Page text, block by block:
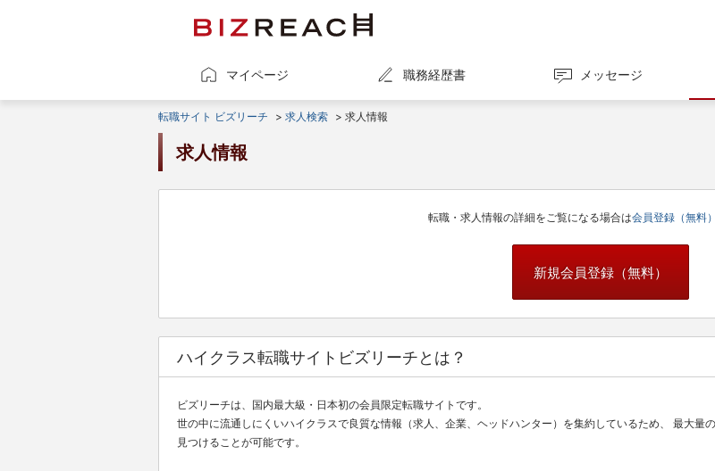
マイページ 職務経歴書 メッセージ
転職サイト ビズリーチ > 求人検索 > 求人情報
求人情報
転職・求人情報の詳細をご覧になる場合は会員登録（無料）
新規会員登録（無料）
ハイクラス転職サイトビズリーチとは？
ビズリーチは、国内最大級・日本初の会員限定転職サイトです。
世の中に流通しにくいハイクラスで良質な情報（求人、企業、ヘッドハンター）を集約しているため、 最大量
見つけることが可能です。